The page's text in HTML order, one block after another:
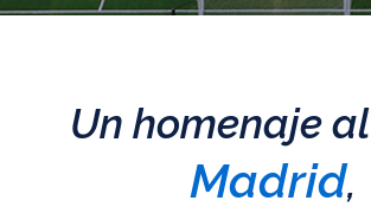
Un homenaje al
Madrid,